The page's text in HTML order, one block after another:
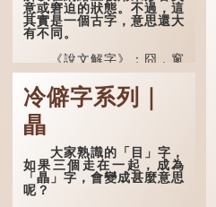
意或窘迫的狀態。不過，這
其實是一個古字，意思還大
有不同。
《說文解字》：囧，窻
牖丽廔闿明。象形，本義是
透光通明的窗戶，跟「囪」
一樣都是「窗」的象形字。
甲骨文中又用作地名，古書
中的「黍于囧」表示在囧地
種黍。
這個古字十分少用，直
至21世紀，網絡上開始流
行表情符號，這個字也被網
民當做表情符號來用。
冷僻字系列｜
瞐
大家熟識的「目」字，
如果三個走在一起，成為
「瞐」字，會變成甚麼意思
呢？